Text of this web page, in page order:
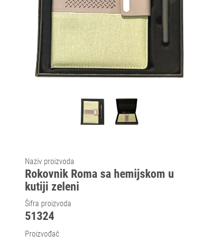
Naziv proizvoda
Rokovnik Roma sa hemijskom u
kutiji zeleni
Šifra proizvoda
51324
Proizvođač